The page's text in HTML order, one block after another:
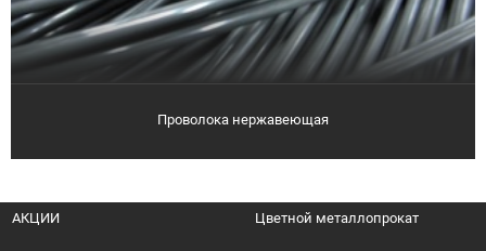
Проволока нержавеющая
АКЦИИ Цветной металлопрокат